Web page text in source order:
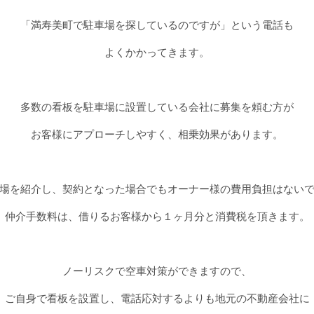
「満寿美町で駐車場を探しているのですが」という電話も
よくかかってきます。
多数の看板を駐車場に設置している会社に募集を頼む方が
お客様にアプローチしやすく、相乗効果があります。
を紹介し、契約となった場合でもオーナー様の費用負担はない
仲介手数料は、借りるお客様から１ヶ月分と消費税を頂きます。
ノーリスクで空車対策ができますので、
ご自身で看板を設置し、電話応対するよりも地元の不動産会社に